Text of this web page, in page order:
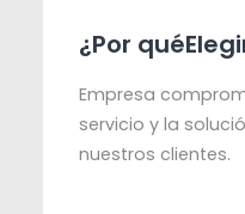
¿Por
Empresa
servicio y la
nuestros clientes.